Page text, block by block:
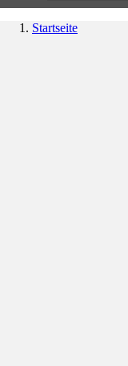
Startseite